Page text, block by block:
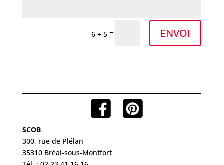
6 + 5 = ENVOI
SCOB
300, rue de Plélan
35310 Bréal-sous-Montfort